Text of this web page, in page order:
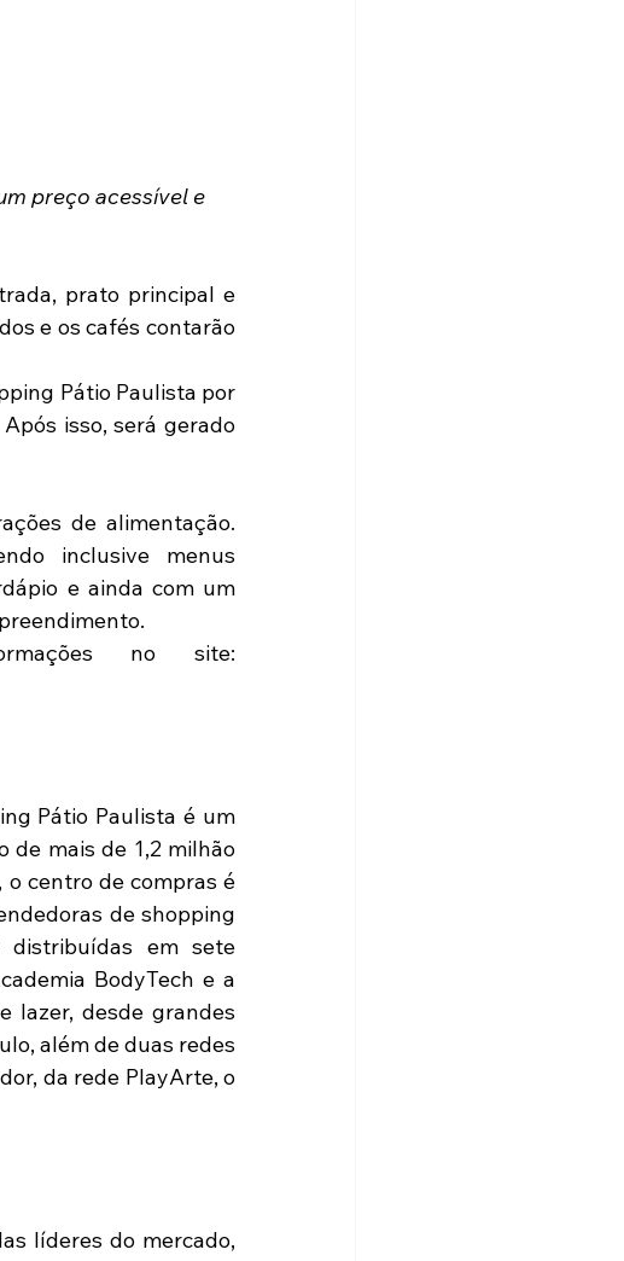
preço acessível e
prato principal e
e os cafés contarão
Pátio Paulista por
isso, será gerado
de alimentação.
inclusive menus
e ainda com um
no site:
Pátio Paulista é um
de mais de 1,2 milhão
o centro de compras é
de shopping
em sete
BodyTech e a
lazer, desde grandes
além de duas redes
da rede PlayArte, o
líderes do mercado,